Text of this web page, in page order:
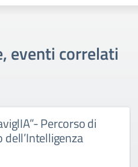
eventi correlati
Percorso di